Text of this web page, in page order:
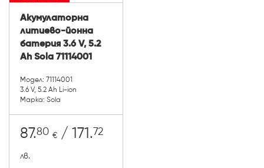
Акумулаторна
литиево-йонна
батерия 3.6 V, 5.2
Ah Sola 71114001
Модел: 71114001
3.6 V, 5.2 Ah Li-ion
Марка: Sola
87.80 € / 171.72
лв.